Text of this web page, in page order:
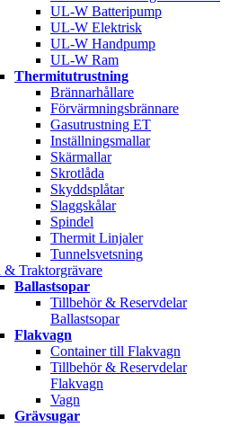
UL-W Batteripump
UL-W Elektrisk
UL-W Handpump
UL-W Ram
Thermitutrustning
Brännarhållare
Förvärmningsbrännare
Gasutrustning ET
Inställningsmallar
Skärmallar
Skrotlåda
Skyddsplåtar
Slaggskålar
Spindel
Thermit Linjaler
Tunnelsvetsning
Traktorgrävare
Ballastsopar
Tillbehör & Reservdelar
Ballastsopar
Flakvagn
Container till Flakvagn
Tillbehör & Reservdelar
Flakvagn
Vagn
Grävsugar